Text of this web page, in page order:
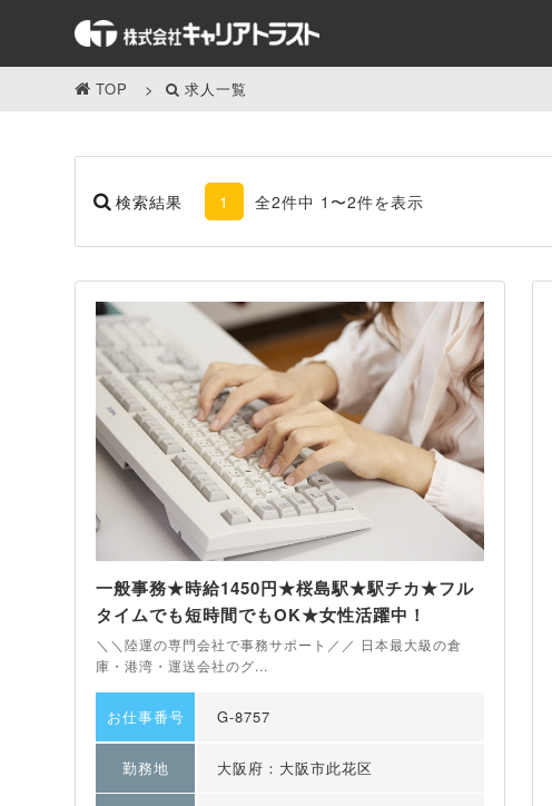
TOP 求人一覧
検索結果 1 全2件中 1〜2件を表示
一般事務★時給1450円★桜島駅★駅チカ★フル
タイムでも短時間でもOK★女性活躍中！
＼＼陸運の専門会社で事務サポート／／ 日本最大級の倉
庫・港湾・運送会社のグ...
お仕事番号 G-8757
勤務地 大阪府：大阪市此花区